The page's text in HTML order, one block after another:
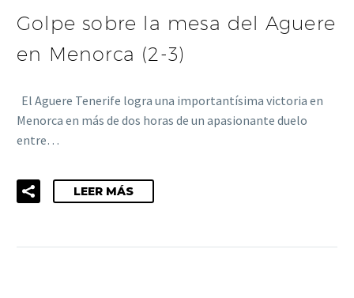
Golpe sobre la mesa del Aguere
en Menorca (2-3)
El Aguere Tenerife logra una importantísima victoria en
Menorca en más de dos horas de un apasionante duelo
entre…
LEER MÁS